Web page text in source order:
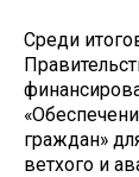
Среди
граждан»
ветхого и